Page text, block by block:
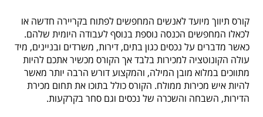
קורס תיווך מיועד לאנשים המחפשים לפתוח בקריירה חדשה או
לכאלו המחפשים הכנסה נוספת בנוסף לעבודה היומית שלהם.
כאשר מדברים על נכסים כגון בתים, דירות, משרדים ובניינים, מיד
עולה הקונוטציה למכירות בלבד אך הקורס מכשיר אתכם להיות
מתווכים במלוא מובן המילה, והמקצוע דורש הרבה יותר מאשר
להיות איש מכירות ממולח. הקורס כולל בתוכו את תחום מכירת
הדירות, השבחה והשכרה של נכסים וגם סחר בקרקעות.